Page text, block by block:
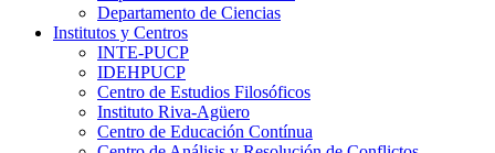
Departamento de Ciencias
Institutos y Centros
INTE-PUCP
IDEHPUCP
Centro de Estudios Filosóficos
Instituto Riva-Agüero
Centro de Educación Contínua